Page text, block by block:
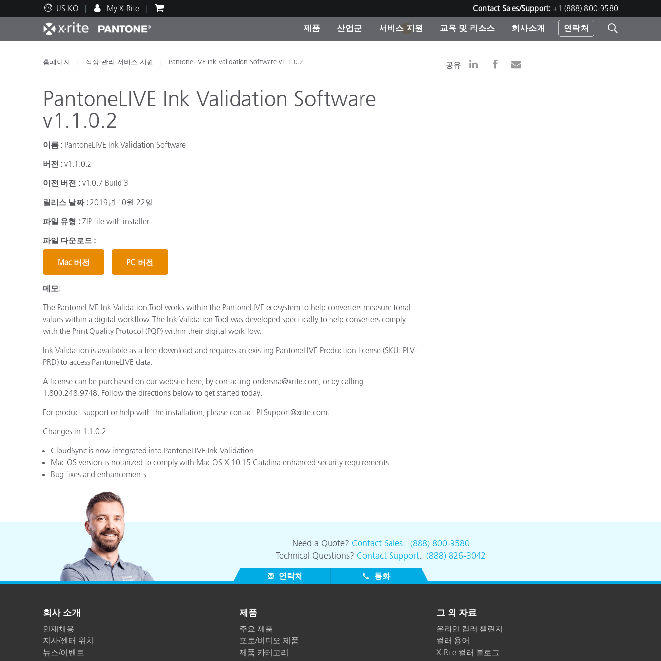
US-KO My X-Rite Contact Sales/Support: +1 (888) 800-9580
제품
주요 제품 제품 카테고리
온라인 스토어
산업군
인쇄 및 패키징
자동차
플라스틱
페인트 및 코팅
OEM 디스플레이 및 프린터
서비스 지원
기술 지원 서비스 및 유지보수
교육 및 리소스
교육 리소스 교육
회사소개 연락처
1
홈페이지 색상 관리 서비스 지원 PantoneLIVE Ink Validation Software v1.1.0.2 공유
PantoneLIVE Ink Validation Software
v1.1.0.2
이름 : PantoneLIVE Ink Validation Software
버전 : v1.1.0.2
이전 버전 : v1.0.7 Build 3
릴리스 날짜 : 2019년 10월 22일
파일 유형 : ZIP file with installer
파일 다운로드 :
Mac 버전 PC 버전
메모:
The PantoneLIVE Ink Validation Tool works within the PantoneLIVE ecosystem to help converters measure tonal
values within a digital workflow. The Ink Validation Tool was developed specifically to help converters comply
with the Print Quality Protocol (PQP) within their digital workflow.
Ink Validation is available as a free download and requires an existing PantoneLIVE Production license (SKU: PLV-
PRD) to access PantoneLIVE data.
A license can be purchased on our website here, by contacting ordersna@xrite.com, or by calling
1.800.248.9748. Follow the directions below to get started today.
For product support or help with the installation, please contact PLSupport@xrite.com.
Changes in 1.1.0.2
CloudSync is now integrated into PantoneLIVE Ink Validation
Mac OS version is notarized to comply with Mac OS X 10.15 Catalina enhanced security requirements
Bug fixes and enhancements
Need a Quote? Contact Sales. (888) 800-9580
Technical Questions? Contact Support. (888) 826-3042
연락처 통화
회사 소개
인재채용
지사/센터 위치
뉴스/이벤트
제품
주요 제품
포토/비디오 제품
제품 카테고리
그 외 자료
온라인 컬러 챌린지
컬러 용어
X-Rite 컬러 블로그